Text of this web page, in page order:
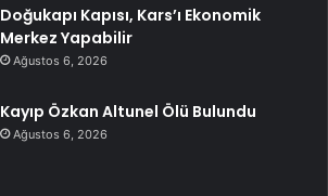
Doğukapı Kapısı, Kars’ı Ekonomik
Merkez Yapabilir
Ağustos 6, 2026
Kayıp Özkan Altunel Ölü Bulundu
Ağustos 6, 2026